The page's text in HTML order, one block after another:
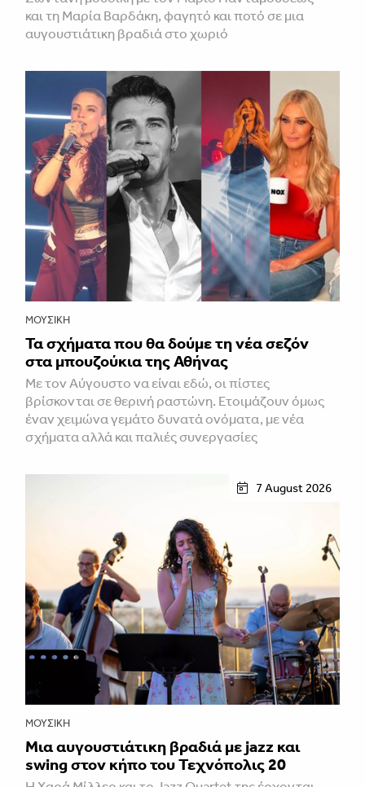
και τη Μαρία Βαρδάκη, φαγητό και ποτό σε μια
αυγουστιάτικη βραδιά στο χωριό
ΜΟΥΣΙΚΉ
Τα σχήματα που θα δούμε τη νέα σεζόν
στα μπουζούκια της Αθήνας
Με τον Αύγουστο να είναι εδώ, οι πίστες
βρίσκονται σε θερινή ραστώνη. Ετοιμάζουν όμως
έναν χειμώνα γεμάτο δυνατά ονόματα, με νέα
σχήματα αλλά και παλιές συνεργασίες
7 August 2026
ΜΟΥΣΙΚΉ
Μια αυγουστιάτικη βραδιά με jazz και
swing στον κήπο του Τεχνόπολις 20